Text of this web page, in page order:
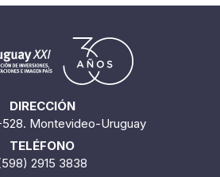
encontrada:9
1 / 1